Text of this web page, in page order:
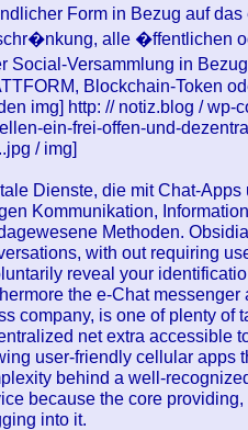
Form in Bezug auf
alle �ffentlichen
Social-Versammlung in
Blockchain-Token
img] http: // notiz.blog / wp-
ein-frei-offen-und-
/ img]
Dienste, die mit Chat-
Kommunikation,
Methoden.
with out requiring
reveal your
the e-Chat
company, is one of plenty of
net extra accessible
user-friendly cellular apps
behind a well-
because the core
into it.